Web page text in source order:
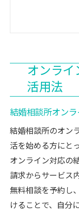
オンラ
結婚相談
ツ
新潟市東区の
結婚相談
新潟市
ツ
オンラ
結婚相
理由
オンラ
活用法
結婚相談所オン
結婚相談所のオン
活を始める方にと
オンライン対応の
請求からサービス
無料相談を予約し
けることで、自分